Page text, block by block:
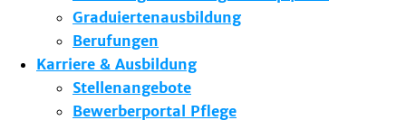
Graduiertenausbildung
Berufungen
Karriere & Ausbildung
Stellenangebote
Bewerberportal Pflege